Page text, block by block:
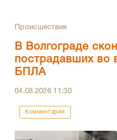
Происшествия
В Волгограде
пострадавших во
БПЛА
04.08.2026 11:30
Комментарии